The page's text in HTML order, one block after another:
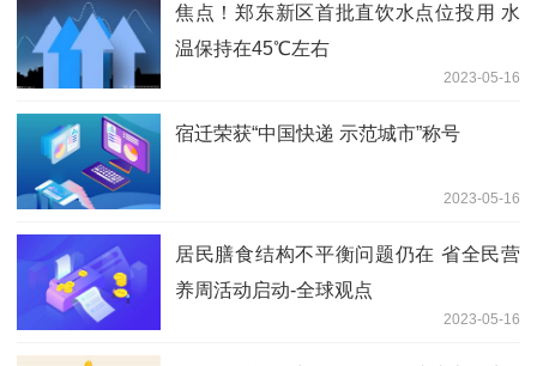
焦点！郑东新区首批直饮水点位投用 水
温保持在45℃左右
2023-05-16
宿迁荣获“中国快递 示范城市”称号
2023-05-16
居民膳食结构不平衡问题仍在 省全民营
养周活动启动-全球观点
2023-05-16